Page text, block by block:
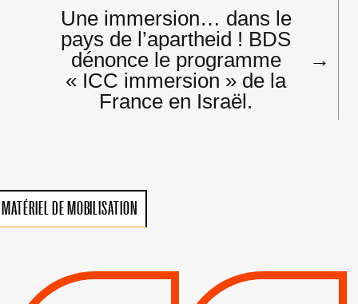
Une immersion… dans le
pays de l’apartheid ! BDS
dénonce le programme
« ICC immersion » de la
France en Israël.
→
MATÉRIEL DE MOBILISATION
VIOLATIONS DES